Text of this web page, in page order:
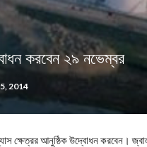
করবেন ২৯ নভেম্বর
2014
গ্যাস ক্ষেত্রর আনুষ্ঠিক উদ্বোধন করবেন।